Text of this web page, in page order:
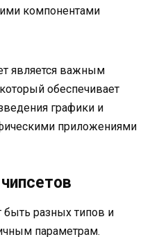
компонентами
является важным
обеспечивает
графики и
приложениями
быть разных типов и
параметрам.